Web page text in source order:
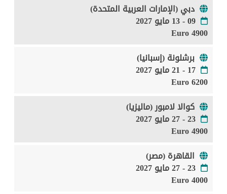
دبي (الإمارات العربية المتحدة)
09 - 13 مايو 2027
4900 Euro
برشلونة (إسبانيا)
17 - 21 مايو 2027
6200 Euro
كوالا لامبور (ماليزيا)
23 - 27 مايو 2027
4900 Euro
القاهرة (مصر)
23 - 27 مايو 2027
4000 Euro